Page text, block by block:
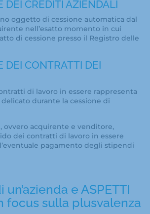
DEI CREDITI AZIENDALI
oggetto di cessione automatica dal
nell’esatto momento in cui
di cessione presso il Registro delle
DEI CONTRATTI DEI
di lavoro in essere rappresenta
durante la cessione di
ovvero acquirente e venditore,
dei contratti di lavoro in essere
pagamento degli stipendi
un’azienda e ASPETTI
focus sulla plusvalenza